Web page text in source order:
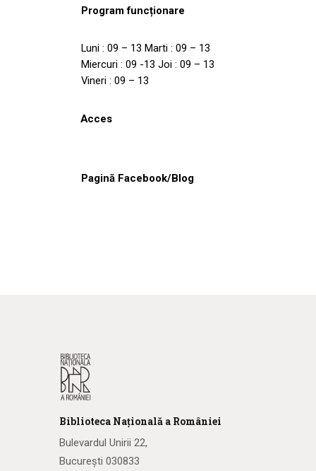
Program funcționare
Luni : 09 – 13 Marti : 09 – 13
Miercuri : 09 -13 Joi : 09 – 13
Vineri : 09 – 13
Acces
Pagină Facebook/Blog
Biblioteca Națională a României
Bulevardul Unirii 22,
București 030833